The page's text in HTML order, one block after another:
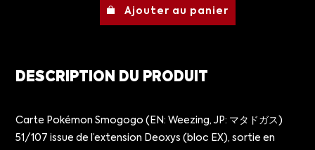
Ajouter au panier
DESCRIPTION DU PRODUIT
Carte Pokémon Smogogo (EN: Weezing, JP: マタドガス)
51/107 issue de l’extension Deoxys (bloc EX), sortie en